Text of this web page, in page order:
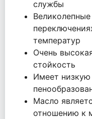
службы
температур
Очень
стойкость
Имеет низкую
Масло
отношению к